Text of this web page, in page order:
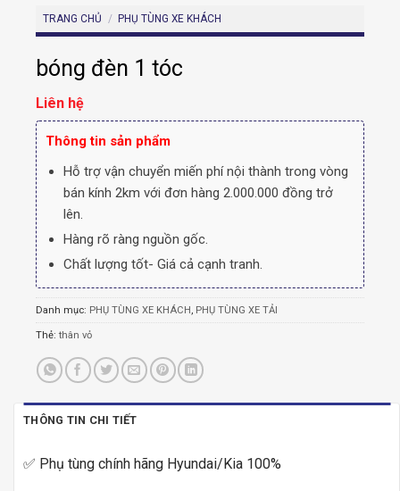
TRANG CHỦ / PHỤ TÙNG XE KHÁCH
bóng đèn 1 tóc
Liên hệ
Thông tin sản phẩm
Hỗ trợ vận chuyển miến phí nội thành trong vòng
bán kính 2km với đơn hàng 2.000.000 đồng trở
lên.
Hàng rõ ràng nguồn gốc.
Chất lượng tốt- Giá cả cạnh tranh.
Danh mục: PHỤ TÙNG XE KHÁCH , PHỤ TÙNG XE TẢI
Thẻ: thân vỏ
THÔNG TIN CHI TIẾT
✅ Phụ tùng chính hãng Hyundai/Kia 100%